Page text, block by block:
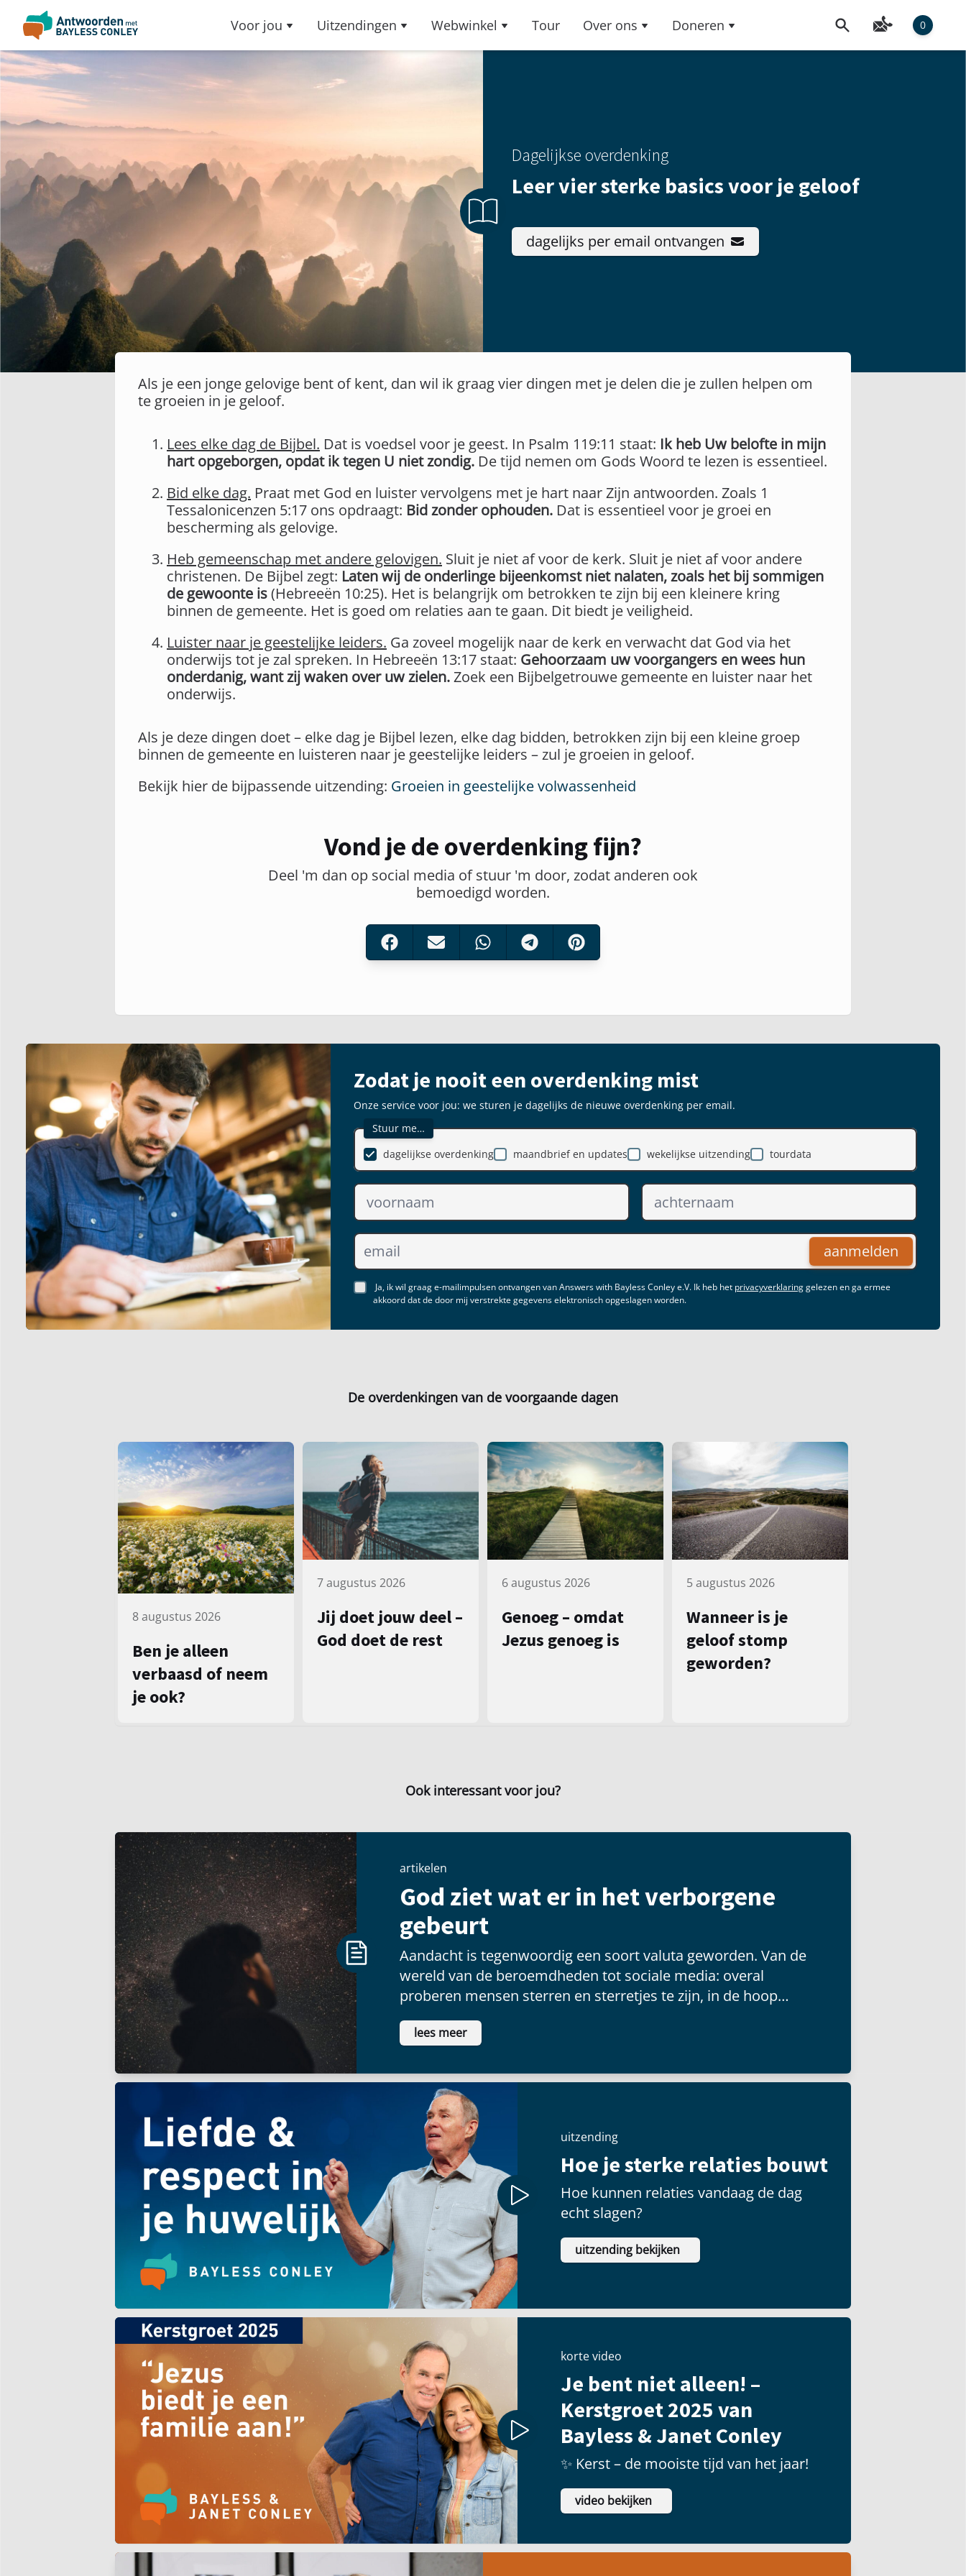
Voor jou Uitzendingen Webwinkel Tour Over ons Doneren 0
Dagelijkse overdenking
Leer vier sterke basics voor je geloof
dagelijks per email ontvangen
Als je een jonge gelovige bent of kent, dan wil ik graag vier dingen met je delen die je zullen helpen om
te groeien in je geloof.
Lees elke dag de Bijbel. Dat is voedsel voor je geest. In Psalm 119:11 staat: Ik heb Uw belofte in mijn
hart opgeborgen, opdat ik tegen U niet zondig. De tijd nemen om Gods Woord te lezen is essentieel.
Bid elke dag. Praat met God en luister vervolgens met je hart naar Zijn antwoorden. Zoals 1
Tessalonicenzen 5:17 ons opdraagt: Bid zonder ophouden. Dat is essentieel voor je groei en
bescherming als gelovige.
Heb gemeenschap met andere gelovigen. Sluit je niet af voor de kerk. Sluit je niet af voor andere
christenen. De Bijbel zegt: Laten wij de onderlinge bijeenkomst niet nalaten, zoals het bij sommigen
de gewoonte is(Hebreeën 10:25). Het is belangrijk om betrokken te zijn bij een kleinere kring
binnen de gemeente. Het is goed om relaties aan te gaan. Dit biedt je veiligheid.
Luister naar je geestelijke leiders. Ga zoveel mogelijk naar de kerk en verwacht dat God via het
onderwijs tot je zal spreken. In Hebreeën 13:17 staat: Gehoorzaam uw voorgangers en wees hun
onderdanig, want zij waken over uw zielen.Zoek een Bijbelgetrouwe gemeente en luister naar het
onderwijs.
Als je deze dingen doet – elke dag je Bijbel lezen, elke dag bidden, betrokken zijn bij een kleine groep
binnen de gemeente en luisteren naar je geestelijke leiders – zul je groeien in geloof.
Bekijk hier de bijpassende uitzending: Groeien in geestelijke volwassenheid
Vond je de overdenking fijn?
Deel 'm dan op social media of stuur 'm door, zodat anderen ook
bemoedigd worden.
Zodat je nooit een overdenking mist
Onze service voor jou: we sturen je dagelijks de nieuwe overdenking per email.
Stuur me…
maandbrief en updates
dagelijkse overdenking wekelijkse uitzending tourdata
aanmelden
Ja, ik wil graag e-mailimpulsen ontvangen van Answers with Bayless Conley e.V. Ik heb het privacyverklaringgelezen en ga ermee
akkoord dat de door mij verstrekte gegevens elektronisch opgeslagen worden.
De overdenkingen van de voorgaande dagen
8 augustus 2026
Ben je alleen
verbaasd of neem
je ook?
7 augustus 2026
Jij doet jouw deel –
God doet de rest
6 augustus 2026
Genoeg – omdat
Jezus genoeg is
5 augustus 2026
Wanneer is je
geloof stomp
geworden?
Ook interessant voor jou?
artikelen
God ziet wat er in het verborgene
gebeurt
Aandacht is tegenwoordig een soort valuta geworden. Van de
wereld van de beroemdheden tot sociale media: overal
proberen mensen sterren en sterretjes te zijn, in de hoop
voldoening te vinden als ze voor een groot publiek kunnen
schitteren.
lees meer
uitzending
Hoe je sterke relaties bouwt
Hoe kunnen relaties vandaag de dag
echt slagen?
uitzending bekijken
korte video
Je bent niet alleen! –
Kerstgroet 2025 van
Bayless & Janet Conley
✨ Kerst – de mooiste tijd van het jaar!
video bekijken